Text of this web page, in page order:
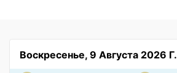
Воскресенье, 9 Августа 2026 Г.